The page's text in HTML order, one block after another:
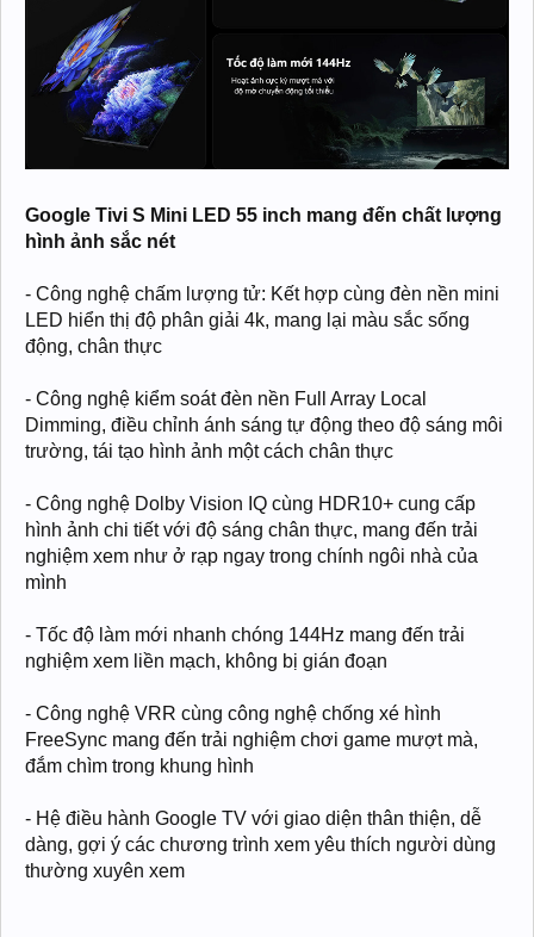
Google Tivi S Mini LED 55 inch mang đến chất lượng
hình ảnh sắc nét
- Công nghệ chấm lượng tử: Kết hợp cùng đèn nền mini
LED hiển thị độ phân giải 4k, mang lại màu sắc sống
động, chân thực
- Công nghệ kiểm soát đèn nền Full Array Local
Dimming, điều chỉnh ánh sáng tự động theo độ sáng môi
trường, tái tạo hình ảnh một cách chân thực
- Công nghệ Dolby Vision IQ cùng HDR10+ cung cấp
hình ảnh chi tiết với độ sáng chân thực, mang đến trải
nghiệm xem như ở rạp ngay trong chính ngôi nhà của
mình
- Tốc độ làm mới nhanh chóng 144Hz mang đến trải
nghiệm xem liền mạch, không bị gián đoạn
- Công nghệ VRR cùng công nghệ chống xé hình
FreeSync mang đến trải nghiệm chơi game mượt mà,
đắm chìm trong khung hình
- Hệ điều hành Google TV với giao diện thân thiện, dễ
dàng, gợi ý các chương trình xem yêu thích người dùng
thường xuyên xem